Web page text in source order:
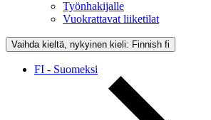
Työnhakijalle
Vuokrattavat liiketilat
Vaihda kieltä, nykyinen kieli: Finnish fi
FI - Suomeksi